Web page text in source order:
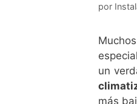
por
un
más